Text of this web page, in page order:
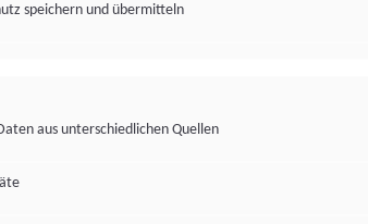
speichern und übermitteln
aus unterschiedlichen Quellen